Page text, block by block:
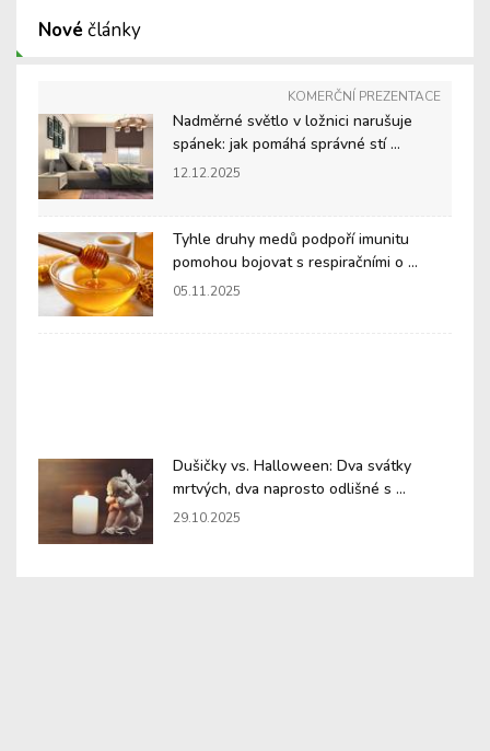
Nové články
KOMERČNÍ PREZENTACE
Nadměrné světlo v ložnici narušuje
spánek: jak pomáhá správné stí ...
12.12.2025
Tyhle druhy medů podpoří imunitu
pomohou bojovat s respiračními o ...
05.11.2025
Dušičky vs. Halloween: Dva svátky
mrtvých, dva naprosto odlišné s ...
29.10.2025